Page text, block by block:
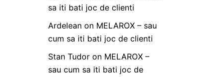
sa iti bati joc de clienti
Ardeleanon MELAROX – sau
cum sa iti bati joc de clienti
Stan Tudoron MELAROX –
sau cum sa iti bati joc de